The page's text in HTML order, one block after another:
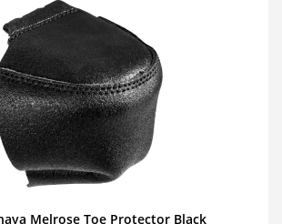
Melrose Toe Protector Black